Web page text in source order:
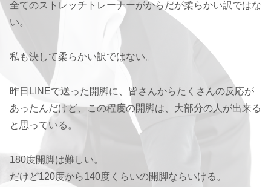
全てのストレッチトレーナーがからだが柔らかい訳ではな
い。
私も決して柔らかい訳ではない。
昨日LINEで送った開脚に、皆さんからたくさんの反応が
あったんだけど、この程度の開脚は、大部分の人が出来る
と思っている。
180度開脚は難しい。
だけど120度から140度くらいの開脚ならいける。